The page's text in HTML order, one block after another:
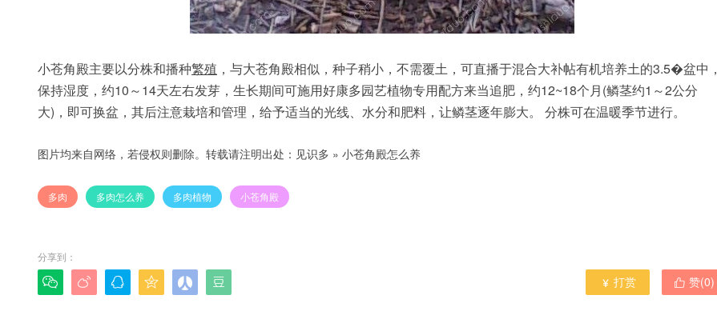
小苍角殿主要以分株和播种繁殖 ，与大苍角殿相似，种子稍小，不需覆土，可直播于混合大补帖有机培养土的3.5�盆中，
保持湿度，约10～14天左右发芽，生长期间可施用好康多园艺植物专用配方来当追肥，约12~18个月(鳞茎约1～2公分
大)，即可换盆，其后注意栽培和管理，给予适当的光线、水分和肥料，让鳞茎逐年膨大。 分株可在温暖季节进行。
图片均来自网络，若侵权则删除。转载请注明出处： 见识多 » 小苍角殿怎么养
多肉 多肉怎么养 多肉植物 小苍角殿
分享到：
       赞(0)
 打赏